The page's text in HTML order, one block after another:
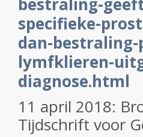
specifieke-
dan-
lymfklieren-
diagnose.html
11 april 2018:
Tijdschrift voor